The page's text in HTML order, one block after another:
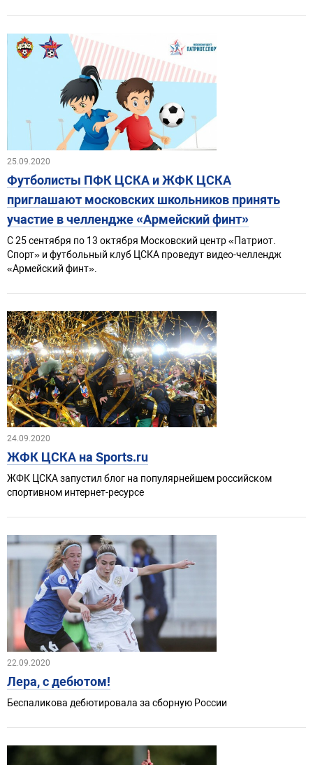
25.09.2020
Футболисты ПФК ЦСКА и ЖФК ЦСКА
приглашают московских школьников принять
участие в челлендже «Армейский финт»
С 25 сентября по 13 октября Московский центр «Патриот.
Спорт» и футбольный клуб ЦСКА проведут видео-челлендж
«Армейский финт».
24.09.2020
ЖФК ЦСКА на Sports.ru
ЖФК ЦСКА запустил блог на популярнейшем российском
спортивном интернет-ресурсе
22.09.2020
Лера, с дебютом!
Беспаликова дебютировала за сборную России